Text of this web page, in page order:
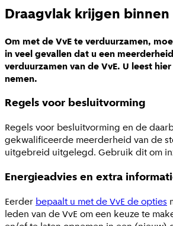
Draagvlak krijgen binnen
Om met de VvE te verduurzamen,
in veel gevallen dat u een
verduurzamen van de VvE. U leest
nemen.
Regels voor besluitvorming
Regels voor besluitvorming en de
gekwalificeerde meerderheid van de
uitgebreid uitgelegd. Gebruik dit om
Energieadvies en extra
Eerder bepaalt u met de VvE de opties
leden van de VvE om een keuze te